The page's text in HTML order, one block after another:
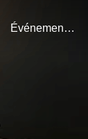
Événements